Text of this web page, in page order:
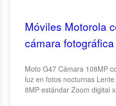
Móviles Motorola
cámara fotográfica
Moto G47 Cámara 108MP
luz en fotos nocturnas
8MP estándar Zoom digital